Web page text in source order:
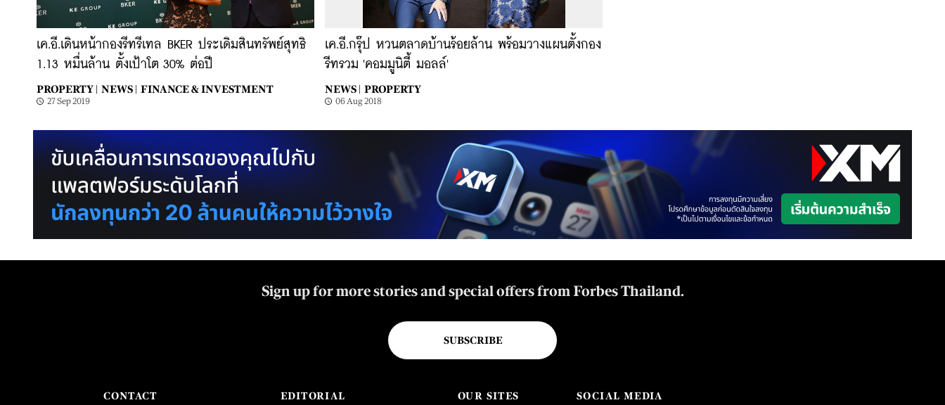
เค.อี.เดินหน้ากองรีทรีเทล BKER ประเดิมสินทรัพย์สุทธิ
1.13 หมื่นล้าน ตั้งเป้าโต 30% ต่อปี
PROPERTY | NEWS | FINANCE & INVESTMENT
27 Sep 2019
เค.อี.กรุ๊ป หวนตลาดบ้านร้อยล้าน พร้อมวางแผนตั้งกอง
รีทรวม 'คอมมูนิตี้ มอลล์'
NEWS | PROPERTY
06 Aug 2018
Sign up for more stories and special offers from Forbes Thailand.
SUBSCRIBE
CONTACT
EDITORIAL
OUR SITES SOCIAL MEDIA